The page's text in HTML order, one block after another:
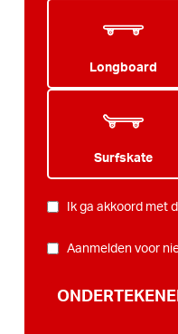
Longboard
Surfskate
PRIVACY*
Ik ga akkoord met
NIEUWSBRIEF
Aanmelden voor